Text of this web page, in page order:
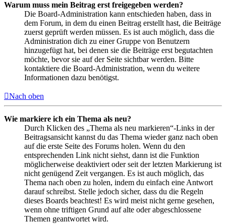
Warum muss mein Beitrag erst freigegeben werden?
Die Board-Administration kann entschieden haben, dass in
dem Forum, in dem du einen Beitrag erstellt hast, die Beiträge
zuerst geprüft werden müssen. Es ist auch möglich, dass die
Administration dich zu einer Gruppe von Benutzern
hinzugefügt hat, bei denen sie die Beiträge erst begutachten
möchte, bevor sie auf der Seite sichtbar werden. Bitte
kontaktiere die Board-Administration, wenn du weitere
Informationen dazu benötigst.
Nach oben
Wie markiere ich ein Thema als neu?
Durch Klicken des „Thema als neu markieren“-Links in der
Beitragsansicht kannst du das Thema wieder ganz nach oben
auf die erste Seite des Forums holen. Wenn du den
entsprechenden Link nicht siehst, dann ist die Funktion
möglicherweise deaktiviert oder seit der letzten Markierung ist
nicht genügend Zeit vergangen. Es ist auch möglich, das
Thema nach oben zu holen, indem du einfach eine Antwort
darauf schreibst. Stelle jedoch sicher, dass du die Regeln
dieses Boards beachtest! Es wird meist nicht gerne gesehen,
wenn ohne triftigen Grund auf alte oder abgeschlossene
Themen geantwortet wird.